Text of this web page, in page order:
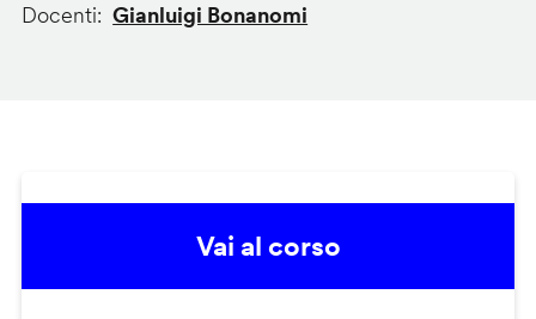
Docenti
Gianluigi Bonanomi
Vai al corso